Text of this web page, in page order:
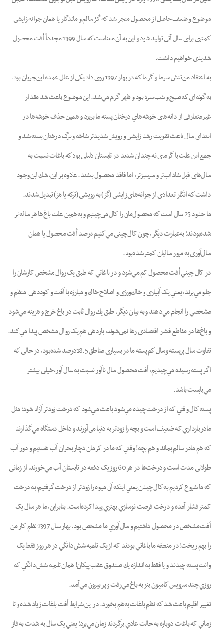
موضوع و ضعف حاصل از محصول منجر شد كه گَرْ سالم و ماندگار يا همان جوانه زايشى
كمترى براى سال آتى توليد شود و اين به آن معناست كه سال 1399 مجدداً اُفت محصول
شديدى خواهيم داشت.
به اعتقاد من تنش سرما و گرما كه در بهار 1397 روى داد يكى از علل عمده اين جريان بود،
به‌گونه‌اى كه صبح و شب سرد بود و ظهر گرم مي‌شد. اين موضوع باعث شد مقدار
غيرمتعارفى از دانه‌هاى خوشه‌هاي درختان پسته ما بريزد و همين حذف خوشه‌ها در
ابتداى سال باعث تقويت رشد زايشى و رويش شديدتر شاخه و برگ درختان پسته شد و
جمع اين علت با گرماى نه چندان شديد در تابستان دليلى بود كه باغات نسبت به
سال‌هاى قبل شاداب‌تر و سرسبزتر، اما فاقد محصول باشند. علاوه بر‌ اين، شك اين وجود
داشت كه انگار تعدادى از جوانه‌هاى زايشى (گَرْ) به رويشى (تركه يا مَرْ) تبديل شدند.
ما حدود 25 سال است كه محصول‌مان را کال مي‌چينيم و به‌همين علت باغ‌ها هر ساله بَر
شده‌بودند؛ به‌عبارت ديگر، چون کال چينى مي‌كنيم درصد اُفت محصول يا همان
سال‌آورى به مرور ساليان کمتر شده‌بود.
در کال چيني اُفت محصول کم مي‌شود و در باغاتي که طبق يک روال مشخص کارشان را
جلو مي‌برند، يعني يک آبيارى و خاك‌ورزى و اصلاح خاك و مبارزه با آفت و کوددهى منظم و
مشخصي را انجام مي‌دهند و به بيان ديگر، طبق يك روال ثابت در باغ خرج و هزينه مي‌شود
و باغ‌ها در مقاطع فشار اقتصادى رها نمى‌شوند، باردهى هم يک روال مشخص پيدا مي‌كند.
تفاوت سال پرپسته وسال كم پسته ما در بسيارى مناطق 18.5درصد شده‌بود، در حالى كه
اگر پسته رسيده مي‌چيديم، اُفت محصول سال ناآور نسبت به سال آور، خيلى بيشتر
مي‌بايست باشد.
پسته کال وقتي که از درخت چيده مي‌شود باعث مي‌شود که درخت زودتر آزاد شود؛ مثل
مادر بارداري که ضعيف است و بچه را زودتر به دنيا مى‌آورند و داخل دستگاه مي‌گذارند
که هم مادر سالم بماند و هم بچه! وقتي که ما در کرمان دچار بحران آب هستيم و دور آب
طولانى مدت است و درخت‌ها در هر 60 روز يک دفعه در تابستان آب مي‌خورند، از زمانى
كه ما شروع کرديم به کال چيدن يعني اينکه آن ميوه را زودتر از درخت گرفتيم، به درخت
کمتر فشار آمده و درخت فرصت نوسازي بهتري پيدا کرده‌است. بنابراين، ما هر سال يک
اُفت مشخص در محصول داشتيم و سال‌آوري ما مشخص بود. بهار سال 1397 نظم کار من
را بهم ريخت! در منطقه ما باغاتي بودند که از يک تلمبه شش دانگي در هر روز فقط يک
وانت پسته چيدند و يا فقط به اندازه يك صندوق عقب پيکان! همان تلمبه شش دانگي که
روزي چند سرويس كاميون بنز به باغ مي‌رفت و پر بيرون مي‌آمد.
تغيير اقليم باعث شد که نظم باغات به‌هم بخورد. در اين شرايط اُفت باغات زياد شده و تا
زماني که باغات دوباره به حالت عادي برگردند زمان مي‌برد؛ يعني يک سال به شدت به فاز